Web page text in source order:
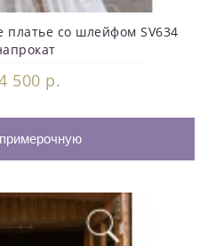
платье со шлейфом SV634
500 р.